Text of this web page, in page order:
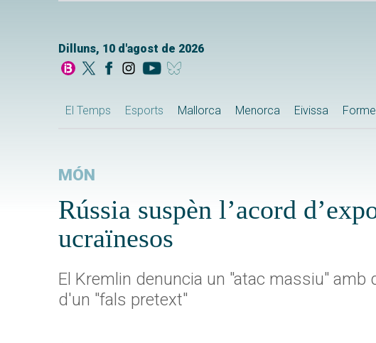
Dilluns, 10 d'agost de 2026
El Temps Esports Mallorca Menorca Eivissa
MÓN
Rússia suspèn l’acord
ucraïnesos
El Kremlin denuncia un "atac massiu"
d'un "fals pretext"